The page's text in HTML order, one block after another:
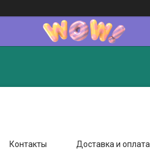
Контакты Доставка и оплата